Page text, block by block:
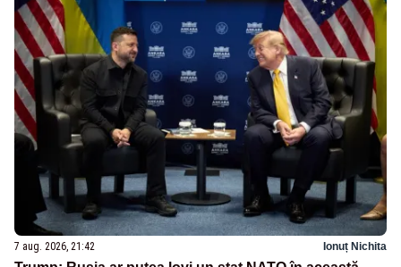
7 aug. 2026, 21:42 Ionuț Nichita